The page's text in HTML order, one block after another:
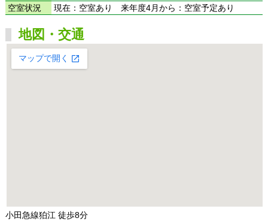
空室状況
現在：空室あり 来年度4月から：空室予定あり
地図・交通
小田急線狛江 徒歩8分